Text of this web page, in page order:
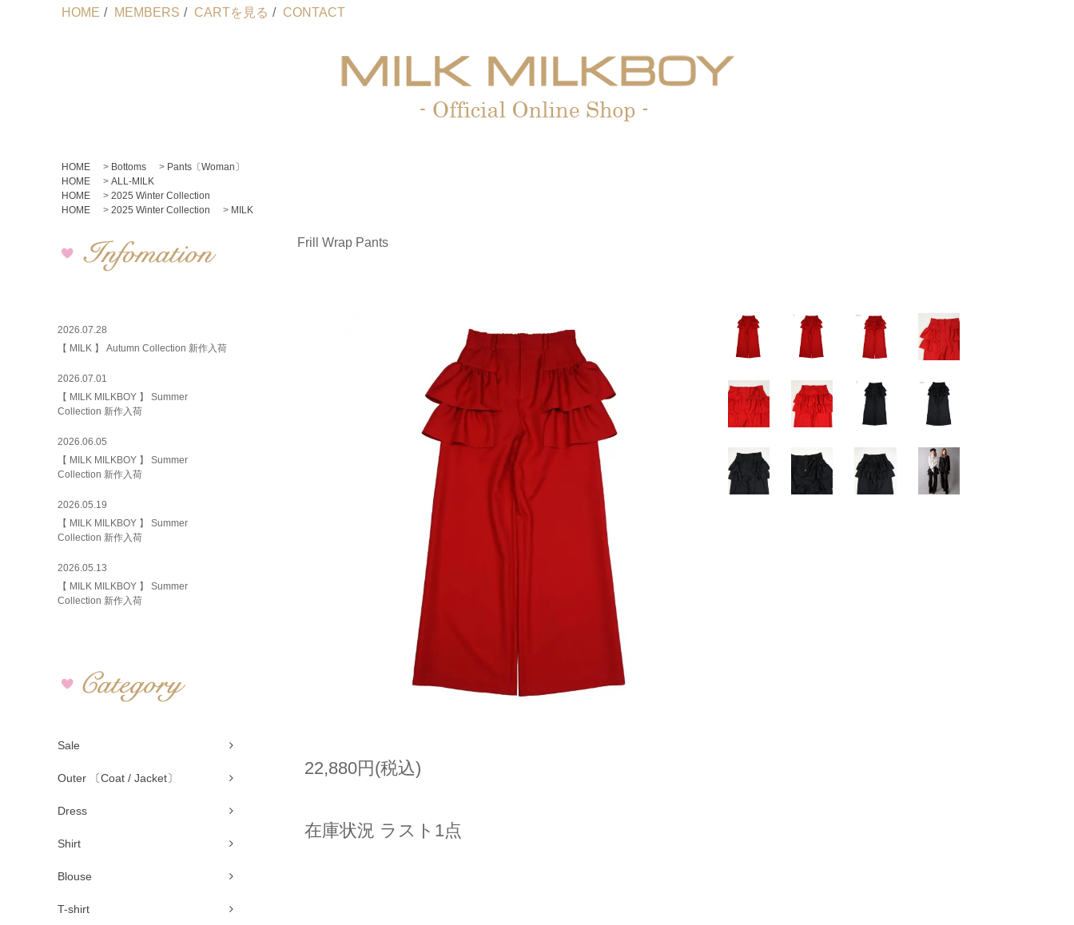
HOME / MEMBERS / CARTを見る / CONTACT
HOME > Bottoms > Pants〔Woman〕
HOME
> ALL-MILK
HOME
> 2025 Winter Collection
HOME
> 2025 Winter Collection > MILK
2026.07.28
【 MILK 】 Autumn Collection 新作入荷
2026.07.01
【 MILK MILKBOY 】 Summer
Collection 新作入荷
2026.06.05
【 MILK MILKBOY 】 Summer
Collection 新作入荷
2026.05.19
【 MILK MILKBOY 】 Summer
Collection 新作入荷
2026.05.13
【 MILK MILKBOY 】 Summer
Collection 新作入荷
Sale
Outer 〔Coat / Jacket〕
Dress
Shirt
Blouse
T-shirt
Frill Wrap Pants
22,880円(税込)
在庫状況 ラスト1点